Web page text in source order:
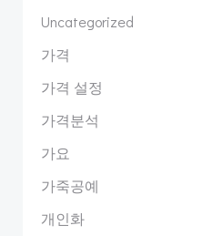
Uncategorized
가격
가격 설정
가격분석
가요
가죽공예
개인화